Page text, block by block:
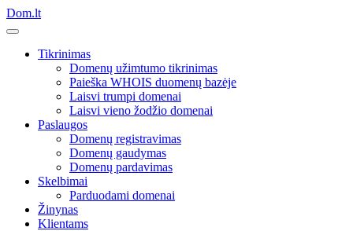
Dom.lt
Tikrinimas
Domenų užimtumo tikrinimas
Paieška WHOIS duomenų bazėje
Laisvi trumpi domenai
Laisvi vieno žodžio domenai
Paslaugos
Domenų registravimas
Domenų gaudymas
Domenų pardavimas
Skelbimai
Parduodami domenai
Žinynas
Klientams